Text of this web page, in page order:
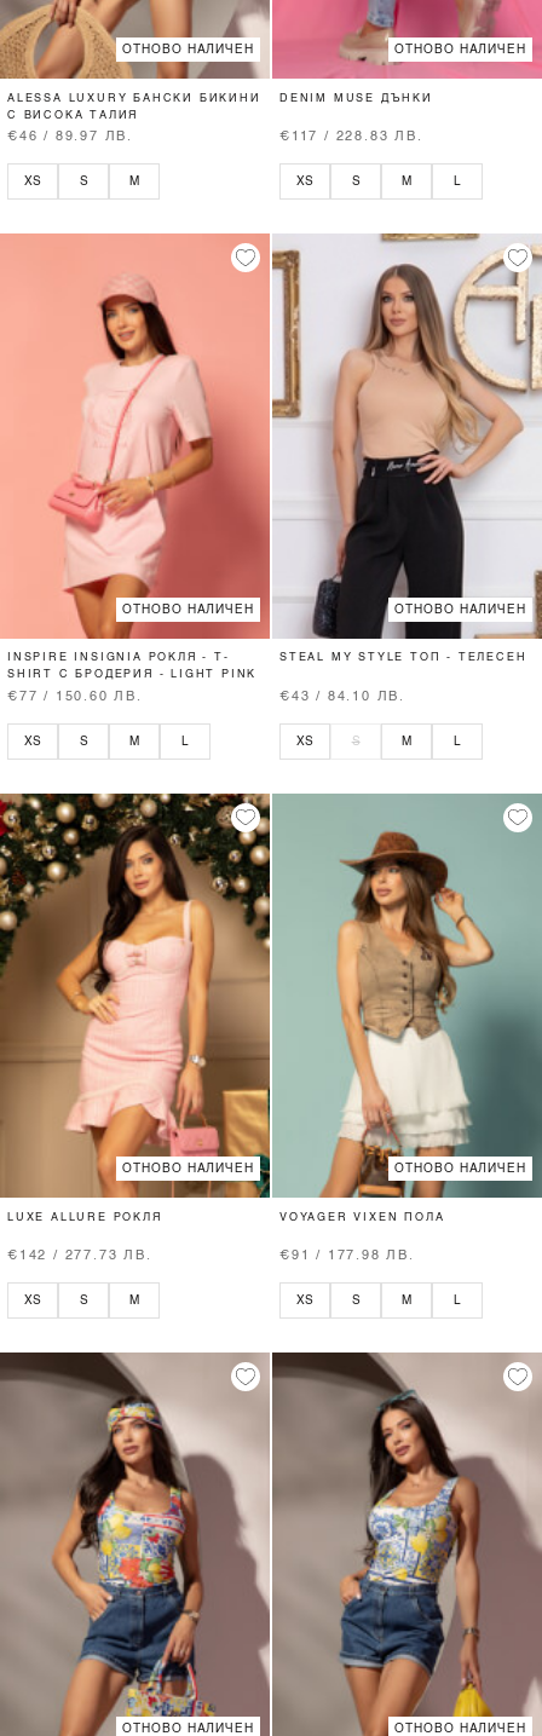
ОТНОВО НАЛИЧЕН
ALESSA LUXURY БАНСКИ БИКИНИ
С ВИСОКА ТАЛИЯ
€46 / 89.97 ЛВ.
XS S M
ОТНОВО НАЛИЧЕН
DENIM MUSE ДЪНКИ
€117 / 228.83 ЛВ.
XS S M L
ОТНОВО НАЛИЧЕН
INSPIRE INSIGNIA РОКЛЯ - T-
SHIRT С БРОДЕРИЯ - LIGHT PINK
€77 / 150.60 ЛВ.
XS S M
ОТНОВО НАЛИЧЕН
STEAL MY STYLE ТОП - ТЕЛЕСЕН
€43 / 84.10 ЛВ.
XS S M
ОТНОВО НАЛИЧЕН
LUXE ALLURE РОКЛЯ
€142 / 277.73 ЛВ.
XS S M
ОТНОВО НАЛИЧЕН
VOYAGER VIXEN ПОЛА
€91 / 177.98 ЛВ.
XS S M L
ОТНОВО НАЛИЧЕН ОТНОВО НАЛИЧЕН